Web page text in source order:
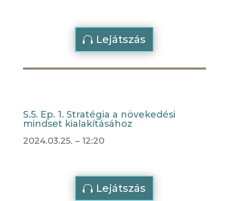
Lejátszás
S.5. Ep. 1. Stratégia a növekedési
mindset kialakításához
2024.03.25. – 12:20
Lejátszás